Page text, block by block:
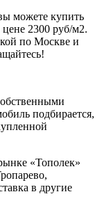
можете купить
2300 руб/м2.
по Москве и
подбирается,
«Тополек»
в другие